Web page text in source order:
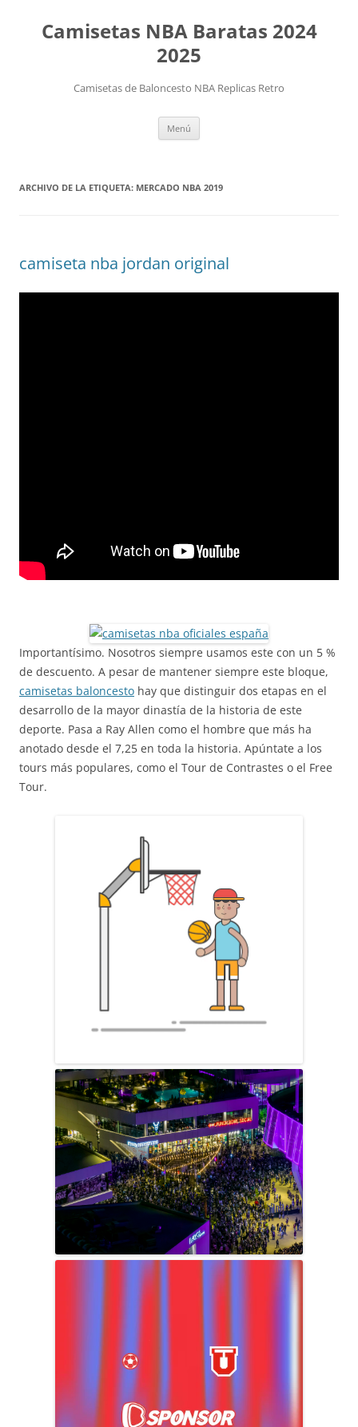
Camisetas NBA Baratas 2024
2025
Camisetas de Baloncesto NBA Replicas Retro
Menú
ARCHIVO DE LA ETIQUETA: MERCADO NBA 2019
camiseta nba jordan original
Importantísimo. Nosotros siempre usamos este con un 5 %
de descuento. A pesar de mantener siempre este bloque,
camisetas baloncesto hay que distinguir dos etapas en el
desarrollo de la mayor dinastía de la historia de este
deporte. Pasa a Ray Allen como el hombre que más ha
anotado desde el 7,25 en toda la historia. Apúntate a los
tours más populares, como el Tour de Contrastes o el Free
Tour.